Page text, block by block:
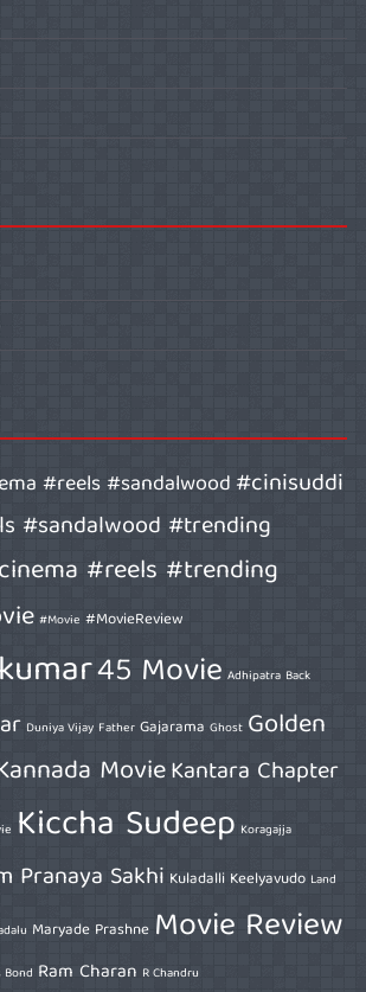
#reels #sandalwood#cinisuddi
#sandalwood #trending
#reels #trending
#Movie #MovieReview
45 Movie Adhipatra Back
Duniya Vijay Father Gajarama Ghost Golden
MovieKantara Chapter
Kiccha Sudeep Koragajja
Pranaya Sakhi Kuladalli Keelyavudo Land
Maryade Prashne Movie Review
Bond Ram Charan R Chandru